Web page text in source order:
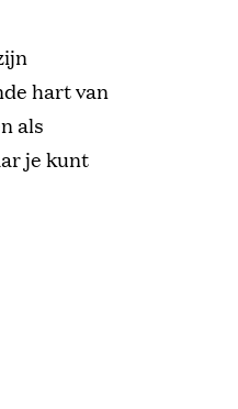
hart van
als
je kunt